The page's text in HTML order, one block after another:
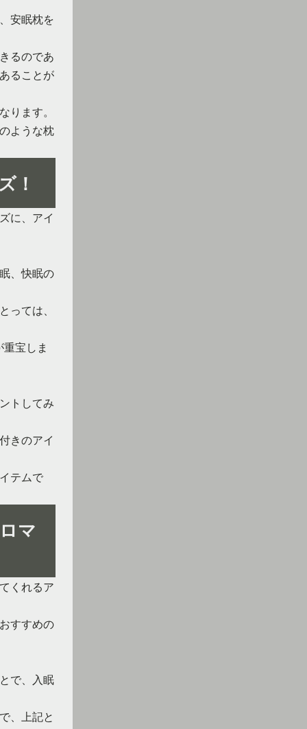
安眠枕を
るのであ
ることが
ます。
ような枕
！
に、アイ
、快眠の
ては、
宝しま
トしてみ
きのアイ
テムで
マ
くれるア
すすめの
で、入眠
、上記と